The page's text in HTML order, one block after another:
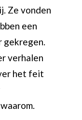
Ze vonden
een
verhalen
het feit